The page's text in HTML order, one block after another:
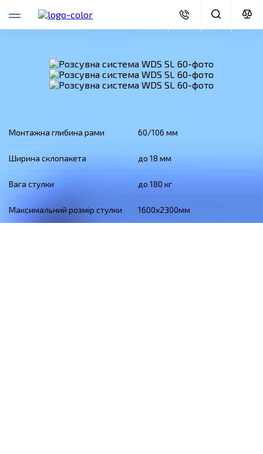
60/106 мм
Монтажна глибина рами
до 18 мм
Ширина склопакета
до 180 кг
Вага стулки
1600х2300мм
Максимальний розмір стулки